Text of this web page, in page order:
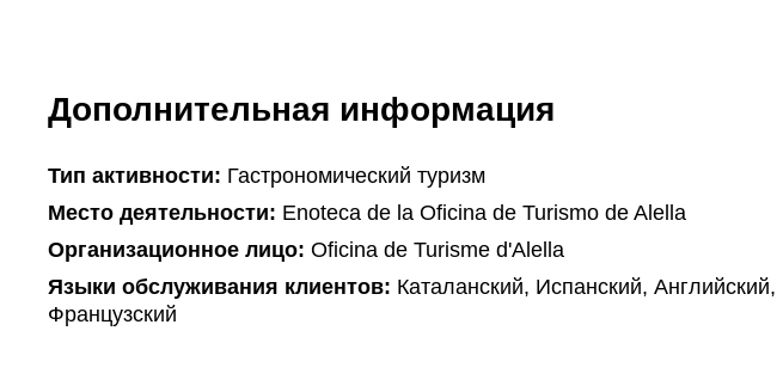
Дополнительная информация
Тип активности: Гастрономический туризм
Mесто деятельности: Enoteca de la Oficina de Turismo de Alella
Организационное лицо: Oficina de Turisme d'Alella
Языки обслуживания клиентов: Каталанский, Испанский, Английский,
Французский